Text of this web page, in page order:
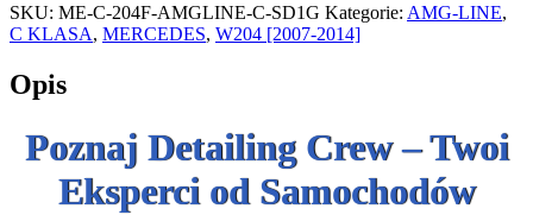
SKU: ME-C-204F-AMGLINE-C-SD1G Kategorie: AMG-LINE,
C KLASA, MERCEDES, W204 [2007-2014]
Opis
Poznaj Detailing Crew – Twoi
Eksperci od Samochodów